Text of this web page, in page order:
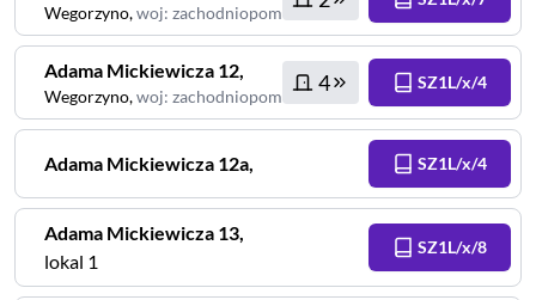
Wegorzyno,woj: zachodniopomorskie
Adama Mickiewicza 12,
Wegorzyno,woj: zachodniopomorskie
4 SZ1L/x/4
Adama Mickiewicza 12a, SZ1L/x/4
Adama Mickiewicza 13,
lokal 1
SZ1L/x/8